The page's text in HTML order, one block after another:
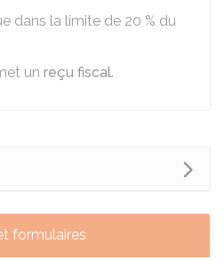
dans la limite de 20 % du
un reçu fiscal.
formulaires